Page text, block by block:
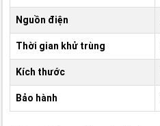
Nguồn điện
Thời gian khử trùng
Kích thước
Bảo hành